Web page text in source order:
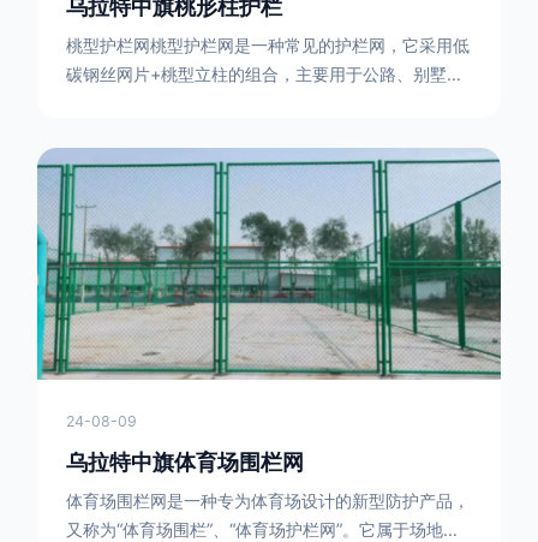
乌拉特中旗桃形柱护栏
桃型护栏网桃型护栏网是一种常见的护栏网，它采用低
碳钢丝网片+桃型立柱的组合，主要用于公路、别墅小
型，安装方便。桃型护栏网的安装方法如下：先固定
17631598285根色谱柱，然后将网格钩在此色谱柱
上，然后将第二根色谱柱钩在网格上，然后将其拧紧，
然后类推，一套一套的安装即可。该安装牢固美观，不
会损坏油漆表面 。桃型护栏网使
24-08-09
乌拉特中旗体育场围栏网
体育场围栏网是一种专为体育场设计的新型防护产品，
又称为“体育场围栏”、“体育场护栏网”。它属于场地围